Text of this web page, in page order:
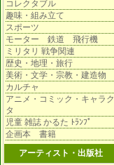
コレクタブル
趣味・組み立て
スポーツ
モーター 鉄道 飛行機
ミリタリ 戦争関連
歴史・地理・旅行
美術・文学・宗教・建造物
カルチャ
アニメ・コミック・キャラク
タ
児童 雑誌 かるた ﾄﾗﾝﾌﾟ
企画本 書籍
アーティスト・出版社